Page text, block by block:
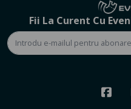
Fii La Curent Cu